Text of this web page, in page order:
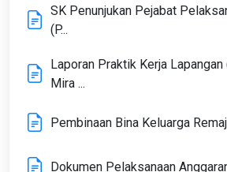
SK Penunjukan Pejabat
(P...
Laporan Praktik Kerja
Mira ...
Pembinaan Bina Keluarga
Dokumen Pelaksanaan